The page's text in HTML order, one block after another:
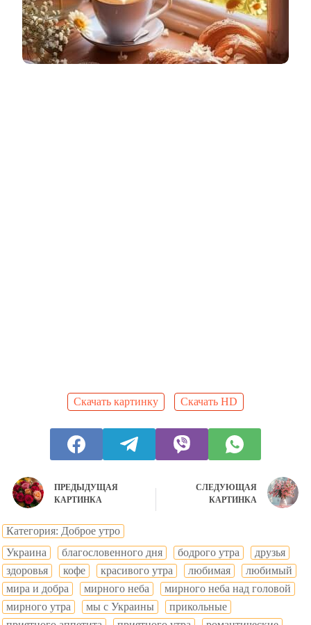
Скачать картинку Скачать HD
ПРЕДЫДУЩАЯ
КАРТИНКА
СЛЕДУЮЩАЯ
КАРТИНКА
Категория: Доброе утро
Украина
благословенного дня бодрого утра
друзья
здоровья
кофе красивого утра любимая
любимый
мира и добра
мирного неба
мирного неба над головой
мирного утра
мы с Украины
прикольные